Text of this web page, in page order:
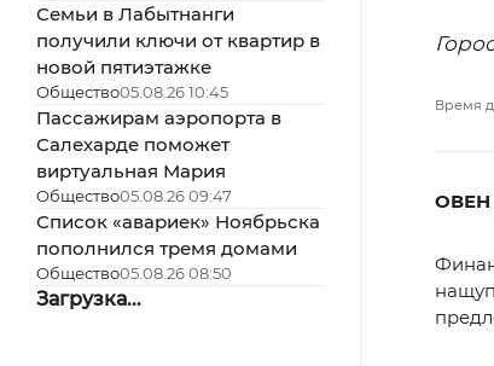
Семьи в Лабытнанги
получили ключи от квартир в
новой пятиэтажке
Общество05.08.26 10:45
Пассажирам аэропорта в
Салехарде поможет
виртуальная Мария
Общество05.08.26 09:47
Список «авариек» Ноябрьска
пополнился тремя домами
Общество05.08.26 08:50
Загрузка...
Время
ОВЕН